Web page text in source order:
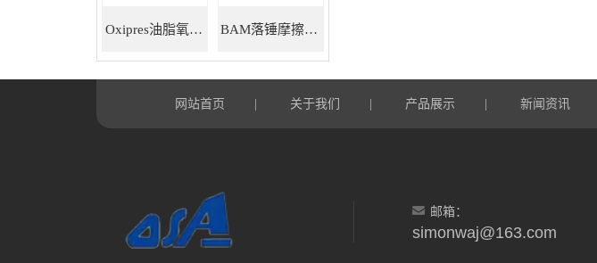
Oxipres油脂氧化稳定性仪 BAM落锤摩擦感度仪
网站首页 关于我们 产品展示 新闻资讯
邮箱：
simonwaj@163.com